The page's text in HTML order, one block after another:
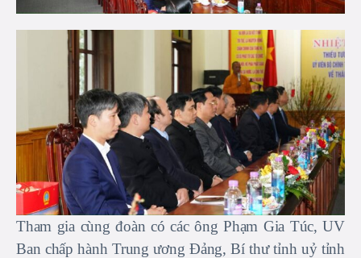
Tham gia cùng đoàn có các ông Phạm Gia Túc, UV
Ban chấp hành Trung ương Đảng, Bí thư tỉnh uỷ tỉnh